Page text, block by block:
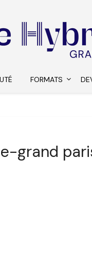
FORMATS
grand